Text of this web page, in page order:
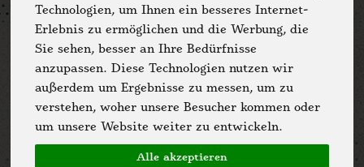
Technologien, um Ihnen ein besseres Internet-
Erlebnis zu ermöglichen und die Werbung, die
Sie sehen, besser an Ihre Bedürfnisse
anzupassen. Diese Technologien nutzen wir
außerdem um Ergebnisse zu messen, um zu
verstehen, woher unsere Besucher kommen oder
um unsere Website weiter zu entwickeln.
Alle akzeptieren
Biohof Meiwes
Martin Meiwes
Plaßkampweg 1
32760 Detmold
05231 - 948828 - 0
www.biohof-meiwes.de/